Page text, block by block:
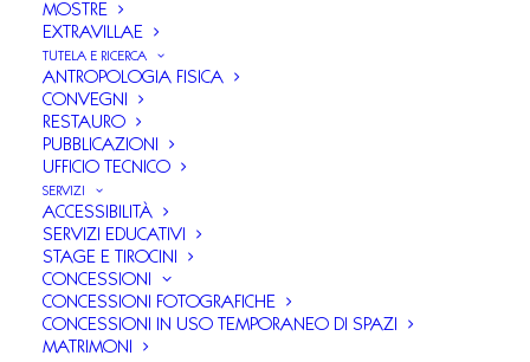
MOSTRE
EXTRAVILLAE
TUTELA E RICERCA
ANTROPOLOGIA FISICA
CONVEGNI
RESTAURO
PUBBLICAZIONI
UFFICIO TECNICO
SERVIZI
ACCESSIBILITÀ
SERVIZI EDUCATIVI
STAGE E TIROCINI
CONCESSIONI
CONCESSIONI FOTOGRAFICHE
CONCESSIONI IN USO TEMPORANEO DI SPAZI
MATRIMONI
e moderni a Roma e nel
Lazio. Archeologia e
Fortuna di uno spazio
polisemico
7 DICEMBRE 2023 | INNEWS